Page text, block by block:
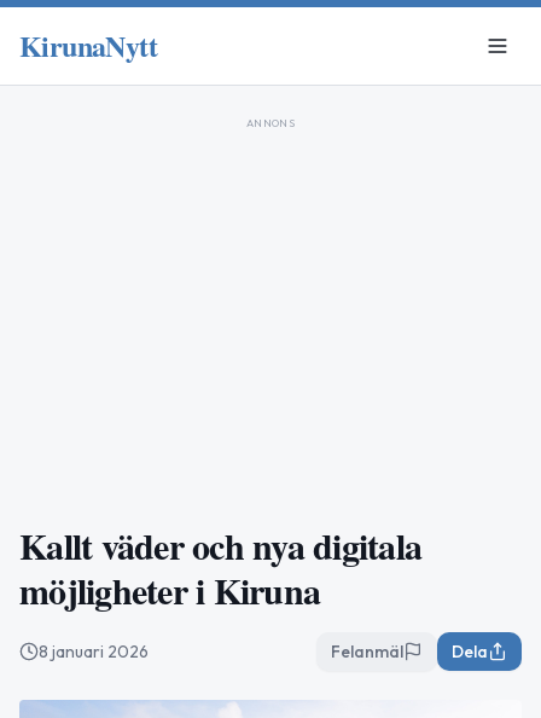
KirunaNytt
ANNONS
Kallt väder och nya digitala
möjligheter i Kiruna
8 januari 2026 Felanmäl Dela